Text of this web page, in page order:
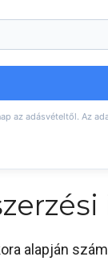
az adásvételtől. Az
alapján